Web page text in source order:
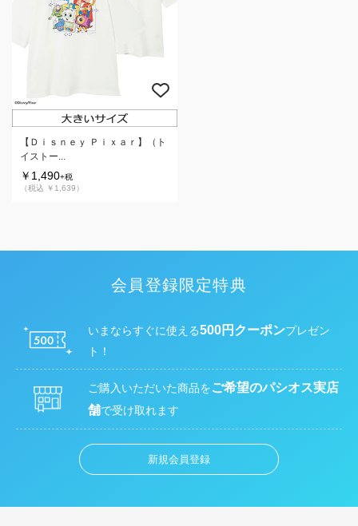
【Ｄｉｓｎｅｙ Ｐｉｘａｒ】（ト
イストー...
￥1,490+税
（税込 ￥1,639）
会員登録限定特典
いまならすぐに使える500円クーポンプレゼン
ト！
ご購入いただいた商品をご希望のパシオス実店
舗で受け取れます
新規会員登録